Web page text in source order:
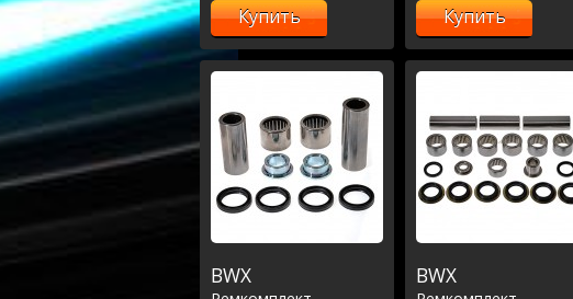
Купить Купить
BWX BWX